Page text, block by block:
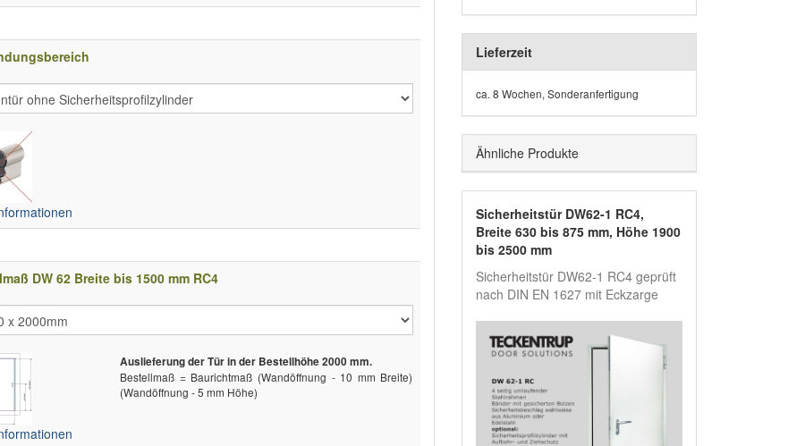
DW 62 Breite bis 1500 mm RC4
Auslieferung der Tür in der Bestellhöhe 2000 mm.
Bestellmaß = Baurichtmaß (Wandöffnung - 10 mm Breite)
(Wandöffnung - 5 mm Höhe)
Lieferzeit
ca. 8 Wochen, Sonderanfertigung
Ähnliche Produkte
Sicherheitstür DW62-1 RC4,
Breite 630 bis 875 mm, Höhe 1900
bis 2500 mm
Sicherheitstür DW62-1 RC4 geprüft
nach DIN EN 1627 mit Eckzarge